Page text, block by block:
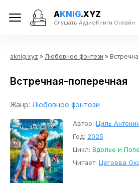
AKNIG.XYZ
Слушать АудиоКниги Онлайн
aknig.xyz » Любовное фэнтези »
Встречная-поперечная
Жанр: Любовное фэнтези
Автор: Циль
Год: 2025
Цикл: Вдолье и
Читает: Цегоева